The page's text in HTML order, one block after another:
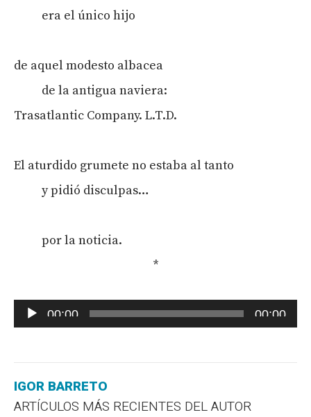
era el único hijo
de aquel modesto albacea
de la antigua naviera:
Trasatlantic Company. L.T.D.
El aturdido grumete no estaba al tanto
y pidió disculpas…
por la noticia.
*
Reproductor
de
00:00 00:00
IGOR BARRETO
ARTÍCULOS MÁS RECIENTES DEL AUTOR